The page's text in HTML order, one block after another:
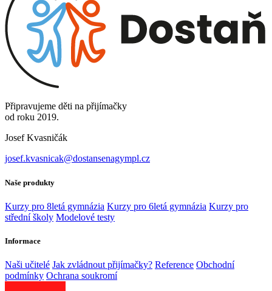
Připravujeme děti na přijímačky
od roku 2019.
Josef Kvasničák
josef.kvasnicak@dostansenagympl.cz
Naše produkty
Kurzy pro 8letá gymnázia Kurzy pro 6letá gymnázia Kurzy pro
střední školy Modelové testy
Informace
Naši učitelé Jak zvládnout přijímačky? Reference Obchodní
podmínky Ochrana soukromí